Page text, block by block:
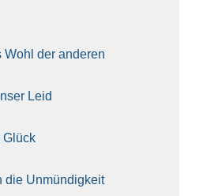
Wohl der ande­ren
Leid
Glück
die Unmün­dig­keit